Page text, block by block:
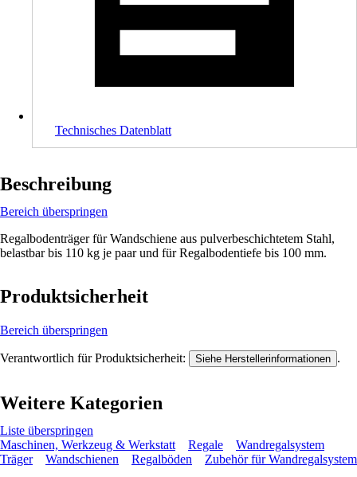
Technisches Datenblatt
Beschreibung
Bereich überspringen
Regalbodenträger für Wandschiene aus pulverbeschichtetem Stahl,
belastbar bis 110 kg je paar und für Regalbodentiefe bis 100 mm.
Produktsicherheit
Bereich überspringen
Verantwortlich für Produktsicherheit: Siehe Herstellerinformationen .
Weitere Kategorien
Liste überspringen
Maschinen, Werkzeug & Werkstatt
Regale
Wandregalsystem
Träger
Wandschienen Regalböden Zubehör für Wandregalsystem